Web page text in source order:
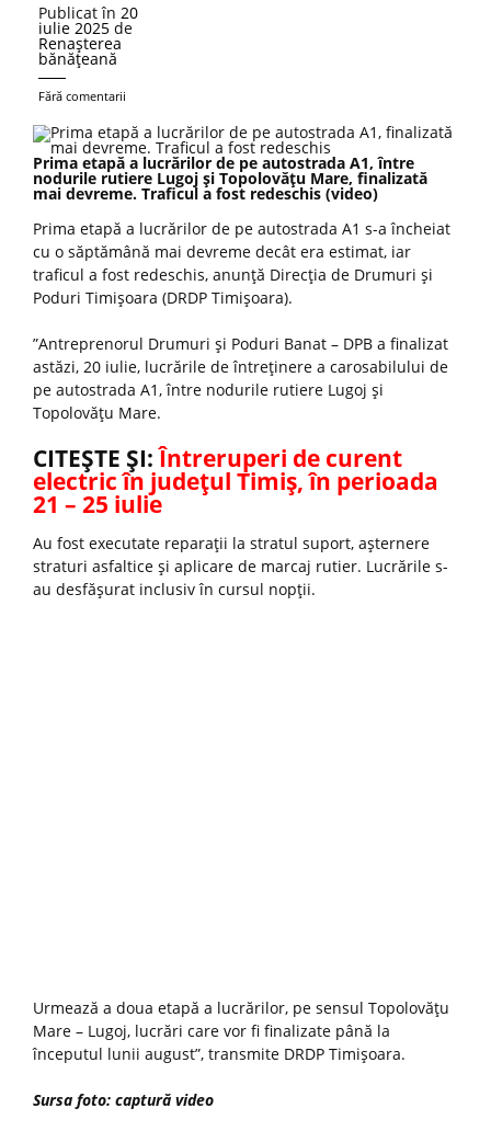
Publicat în 20
iulie 2025 de
Renaşterea
bănăţeană
Fără comentarii
Prima etapă a lucrărilor de pe autostrada A1, între
nodurile rutiere Lugoj și Topolovățu Mare, finalizată
mai devreme. Traficul a fost redeschis (video)
Prima etapă a lucrărilor de pe autostrada A1 s-a încheiat
cu o săptămână mai devreme decât era estimat, iar
traficul a fost redeschis, anunță Direcția de Drumuri și
Poduri Timișoara (DRDP Timișoara).
”Antreprenorul Drumuri și Poduri Banat – DPB a finalizat
astăzi, 20 iulie, lucrările de întreținere a carosabilului de
pe autostrada A1, între nodurile rutiere Lugoj și
Topolovățu Mare.
CITEȘTE ȘI:Întreruperi de curent
electric în județul Timiș, în perioada
21 – 25 iulie
Au fost executate reparații la stratul suport, așternere
straturi asfaltice și aplicare de marcaj rutier. Lucrările s-
au desfășurat inclusiv în cursul nopții.
Urmează a doua etapă a lucrărilor, pe sensul Topolovățu
Mare – Lugoj, lucrări care vor fi finalizate până la
începutul lunii august”, transmite DRDP Timișoara.
Sursa foto: captură video